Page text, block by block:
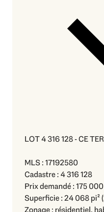
LOT 4 316 128 - CE
MLS : 17192580
Cadastre : 4 316 128
Prix demandé : 175
Superficie : 24 068 pi²